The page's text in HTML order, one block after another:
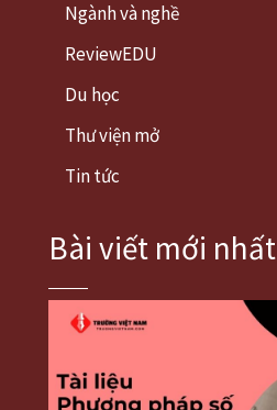
Ngành và nghề
ReviewEDU
Du học
Thư viện mở
Tin tức
Bài viết mới nhất